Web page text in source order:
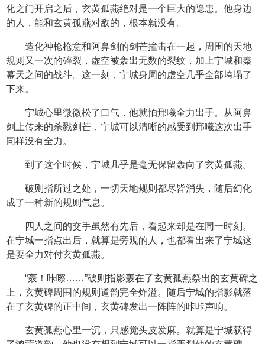
化之门开启之后，玄黄孤燕绝对是一个巨大的隐患。他身边
的人，能和玄黄孤燕对敌的，根本就没有。
造化神枪枪意和阿鼻剑的剑芒撞击在一起，周围的天地
规则又一次的碎裂，虚空被轰出无数的裂纹，加上宁城和秦
幕天之间的战斗。这一刻，宁城身周的虚空几乎全部垮塌了
下来。
宁城心里微微松了口气，他就怕邢曦全力出手。从阿鼻
剑上传来的杀戮剑芒，宁城可以清晰的感受到邢曦这次出手
同样没有全力。
到了这个时候，宁城几乎是毫无保留轰向了玄黄孤燕。
破则指所过之处，一切天地规则都尽皆消失，随后幻化
成了一种新的规则气息。
四人之间的交手虽然有先后，看起来却是在同一时刻。
在宁城一指点出后，就算是旁观的人，也都看出来了宁城这
是要全力对付玄黄孤燕。
“轰！咔嚓……”破则指影轰在了玄黄孤燕祭出的玄黄碑之
上，玄黄碑周围的规则道韵完全炸溢。随后宁城的指影就落
在了玄黄碑的正中间，玄黄碑发出一阵阵的咔咔声响。
玄黄孤燕心里一沉，只感觉头皮发麻。就算是宁城获得